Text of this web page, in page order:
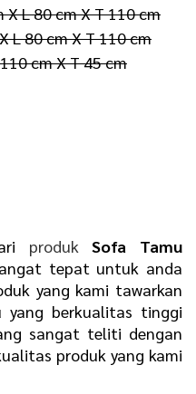
X L 80 cm X T 110 cm
L 80 cm X T 110 cm
cm X T 45 cm
produk Sofa Tamu
tepat untuk anda
yang kami tawarkan
yang berkualitas tinggi
sangat teliti dengan
produk yang kami